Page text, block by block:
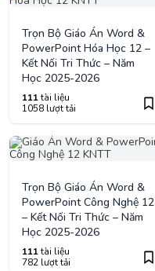
Trọn Bộ Giáo Án Word &
PowerPoint Hóa Học 12 –
Kết Nối Tri Thức – Năm
Học 2025-2026
111tài liệu
1058 lượt tải
Trọn Bộ Giáo Án Word &
PowerPoint Công Nghệ 12
– Kết Nối Tri Thức – Năm
Học 2025-2026
111tài liệu
782 lượt tải